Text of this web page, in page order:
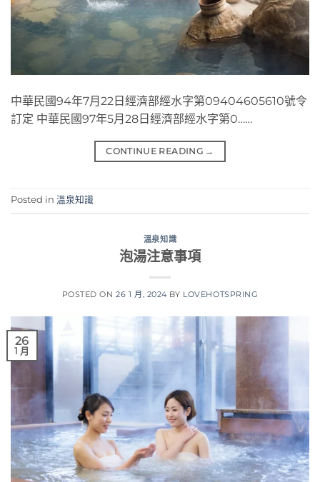
中華民國94年7月22日經濟部經水字第09404605610號令
訂定 中華民國97年5月28日經濟部經水字第0……
CONTINUE READING →
Posted in 溫泉知識
溫泉知識
泡湯注意事項
POSTED ON26 1 月, 2024 BY LOVEHOTSPRING
26
1 月